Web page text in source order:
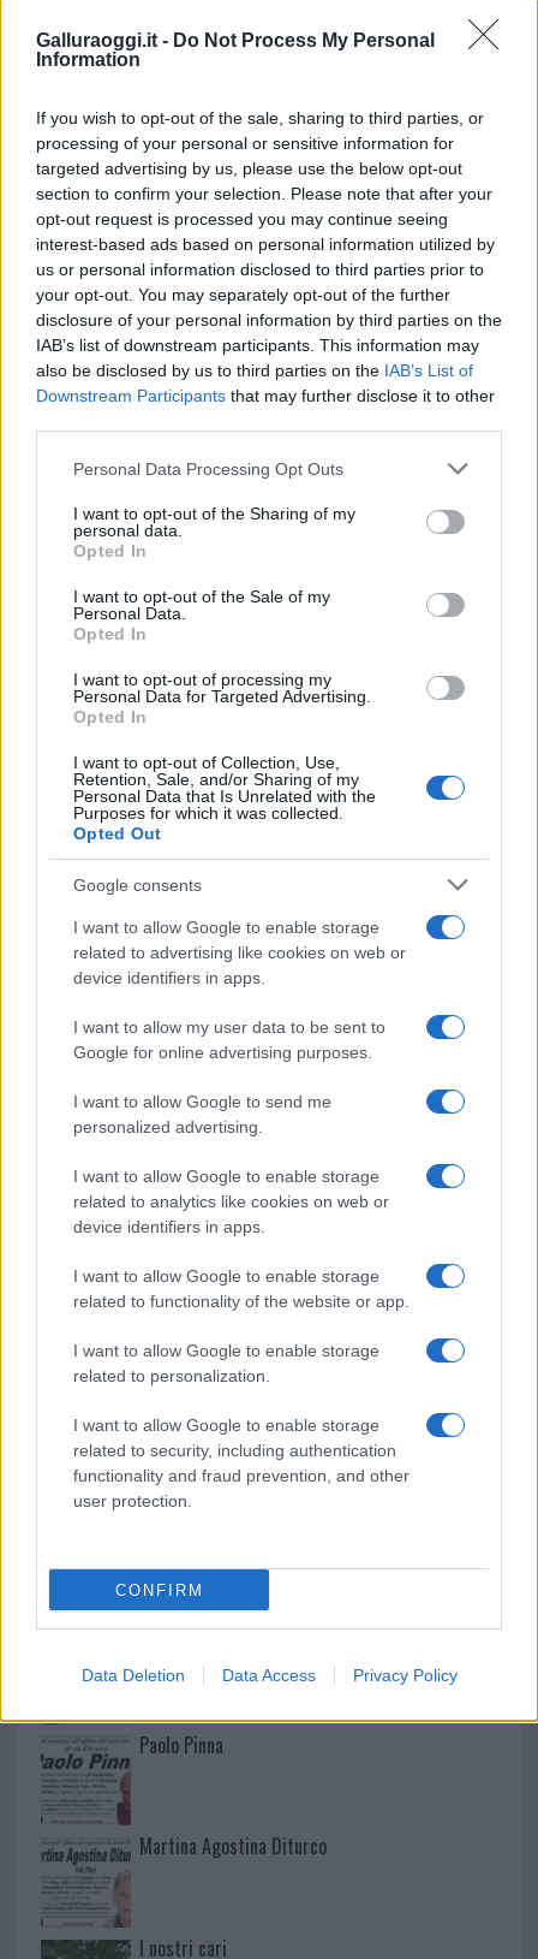
Galluraoggi.it - Do Not Process My Personal
Information
If you wish to opt-out of the sale, sharing to third parties, or
processing of your personal or sensitive information for
targeted advertising by us, please use the below opt-out
section to confirm your selection. Please note that after your
opt-out request is processed you may continue seeing
interest-based ads based on personal information utilized by
us or personal information disclosed to third parties prior to
your opt-out. You may separately opt-out of the further
disclosure of your personal information by third parties on the
IAB’s list of downstream participants. This information may
also be disclosed by us to third parties on the IAB’s List of
Downstream Participants that may further disclose it to other
Please note that this website/app uses one or more Google
not limited to your visit or usage behaviour. You may click to
grant or deny consent to Google and its third-party tags to
use your data for below specified purposes in below Google
consent section.
Personal Data Processing Opt Outs
I want to opt-out of the Sharing of my
personal data.
Opted In
I want to opt-out of the Sale of my
Personal Data.
Opted In
I want to opt-out of processing my
Personal Data for Targeted Advertising.
Opted In
I want to opt-out of Collection, Use,
Retention, Sale, and/or Sharing of my
Personal Data that Is Unrelated with the
Purposes for which it was collected.
Opted Out
Google consents
I want to allow Google to enable storage
related to advertising like cookies on web or
device identifiers in apps.
I want to allow my user data to be sent to
Google for online advertising purposes.
I want to allow Google to send me
personalized advertising.
I want to allow Google to enable storage
related to analytics like cookies on web or
device identifiers in apps.
I want to allow Google to enable storage
related to functionality of the website or app.
I want to allow Google to enable storage
related to personalization.
I want to allow Google to enable storage
related to security, including authentication
functionality and fraud prevention, and other
user protection.
CONFIRM
Data Deletion Data Access Privacy Policy
Ricevi le nostre ultime news
daGoogle News
Condividi l'articolo
F
a
ce
o
o
k
T
w
it
te
r
Pi
n
te
re
st
W
h
at
A
p
S
h
a
re
NOTIZIE RECENTI
Le previsioni meteo per il weekend a Olbia e in
Gallura
Michelle Hunziker in Gallura, bella anche dal
vivo: un amico vip svela come fa
Calangianus, dopo le polemiche il centro
accoglienza minori chiude
Olbia, divieto di sosta contro spaccio e degrado:
esplode la protesta
Pausa caffè impeccabile: come scegliere la
soluzione ideale per la casa e l’ufficio
Monte Pino, la fine di un lungo dolore: storia e
rinascita della strada che segnò la Gallura
Raid nelle campagne di Berchidda, rischio per
NECROLOGIE
Paolo Pinna
Martina Agostina Diturco
I nostri cari